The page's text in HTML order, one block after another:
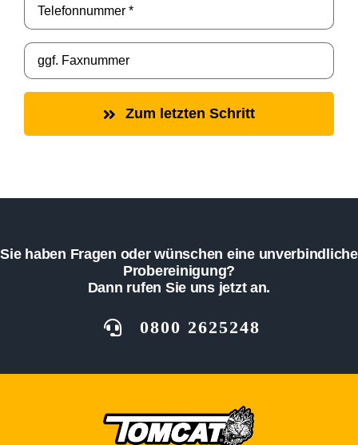
Zum letzten Schritt
Sie haben Fragen oder wünschen eine unverbindliche
Probereinigung?
Dann rufen Sie uns jetzt an.
0800 2625248